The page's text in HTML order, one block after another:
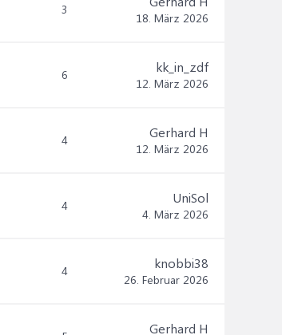
3
18. März 2026
6 kk_in_zdf
12. März 2026
4 Gerhard H
12. März 2026
4 UniSol
4. März 2026
4 knobbi38
26. Februar 2026
Gerhard H